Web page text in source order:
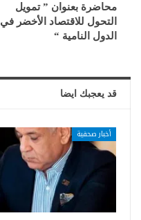
محاضرة بعنوان ” تمويل
التحول للاقتصاد الأخضر في
الدول النامية “
قد يعجبك ايضا
أخبار صحفية